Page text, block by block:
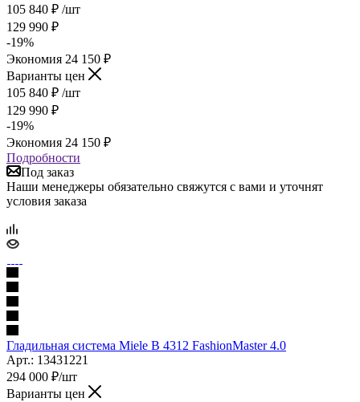
105 840 ₽ /шт
129 990 ₽
-19%
Экономия 24 150 ₽
Варианты цен
105 840 ₽ /шт
129 990 ₽
-19%
Экономия 24 150 ₽
Подробности
Под заказ
Наши менеджеры обязательно свяжутся с вами и уточнят
условия заказа
Гладильная система Miele B 4312 FashionMaster 4.0
Арт.: 13431221
294 000 ₽/шт
Варианты цен